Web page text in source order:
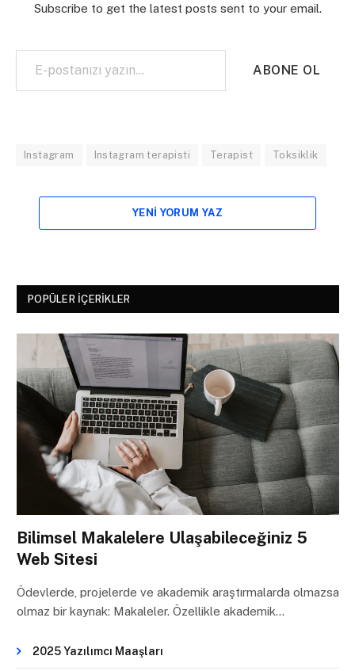
Subscribe to get the latest posts sent to your email.
E-postanızı yazın…
ABONE OL
Instagram Instagram terapisti Terapist Toksiklik
YENI YORUM YAZ
POPÜLER İÇERIKLER
Bilimsel Makalelere Ulaşabileceğiniz 5
Web Sitesi
Ödevlerde, projelerde ve akademik araştırmalarda olmazsa
olmaz bir kaynak: Makaleler. Özellikle akademik…
2025 Yazılımcı Maaşları